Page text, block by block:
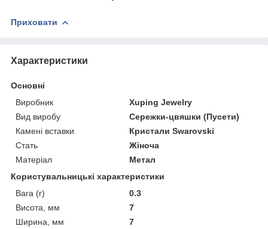
Приховати
Характеристики
Основні
Виробник
Xuping Jewelry
Вид виробу
Сережки-цвяшки (Пусети)
Камені вставки
Кристали Swarovski
Стать
Жіноча
Матеріал
Метал
Користувальницькі характеристики
Вага (г)
0.3
Висота, мм
7
Ширина, мм
7